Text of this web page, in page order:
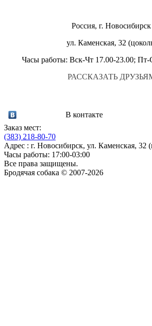
Россия, г. Новосибирск
ул. Каменская, 32
Часы работы: Вск-Чт 17.00-23.00; Пт-
РАССКАЗАТЬ
В контакте
Заказ мест:
(383) 218-80-70
Адрес : г. Новосибирск, ул. Каменская, 32
Часы работы: 17:00-03:00
Все права защищены.
Бродячая собака © 2007-2026